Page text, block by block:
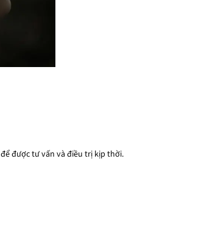
để được tư vấn và điều trị kịp thời.